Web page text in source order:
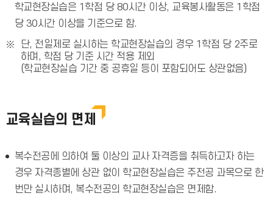
학교현장실습은 1학점 당 80시간 이상, 교육봉사활동은 1학점
당 30시간 이상을 기준으로 함.
단, 전일제로 실시하는 학교현장실습의 경우 1학점 당 2주로
하며, 학점 당 기준 시간 적용 제외
(학교현장실습 기간 중 공휴일 등이 포함되어도 상관없음)
교육실습의 면제
복수전공에 의하여 둘 이상의 교사 자격증을 취득하고자 하는
경우 자격종별에 상관 없이 학교현장실습은 주전공 과목으로 한
번만 실시하며, 복수전공의 학교현장실습은 면제함.